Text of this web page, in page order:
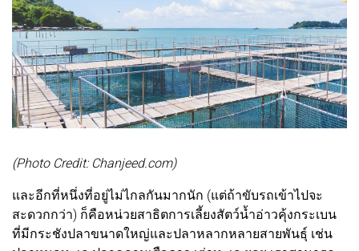
(Photo Credit: Chanjeed.com)
และอีกที่หนึ่งที่อยู่ไม่ไกลกันมากนัก (แต่ถ้าขับรถเข้าไปจะ
สะดวกกว่า) ก็คือหน่วยสาธิตการเลี้ยงสัตว์น้ำอ่าวคุ้งกระเบน
ที่มีกระชังปลาขนาดใหญ่และปลาหลากหลายสายพันธุ์ เช่น